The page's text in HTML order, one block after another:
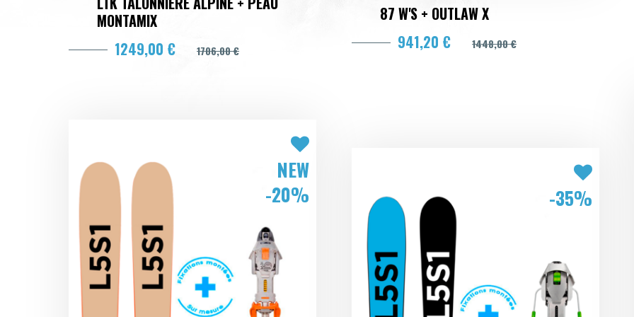
MONTAMIX
1249,00 €
1706,00 €
87 W'S + OUTLAW X
941,20 €
1448,00 €
NEW
-20%
-35%